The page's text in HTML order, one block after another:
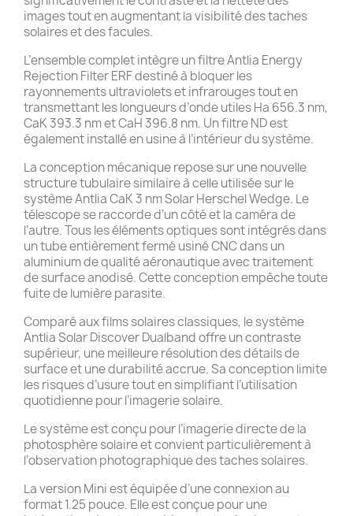
images tout en augmentant la visibilité des taches
solaires et des facules.
L’ensemble complet intègre un filtre Antlia Energy
Rejection Filter ERF destiné à bloquer les
rayonnements ultraviolets et infrarouges tout en
transmettant les longueurs d’onde utiles Ha 656.3 nm,
CaK 393.3 nm et CaH 396.8 nm. Un filtre ND est
également installé en usine à l’intérieur du système.
La conception mécanique repose sur une nouvelle
structure tubulaire similaire à celle utilisée sur le
système Antlia CaK 3 nm Solar Herschel Wedge. Le
télescope se raccorde d’un côté et la caméra de
l’autre. Tous les éléments optiques sont intégrés dans
un tube entièrement fermé usiné CNC dans un
aluminium de qualité aéronautique avec traitement
de surface anodisé. Cette conception empêche toute
fuite de lumière parasite.
Comparé aux films solaires classiques, le système
Antlia Solar Discover Dualband offre un contraste
supérieur, une meilleure résolution des détails de
surface et une durabilité accrue. Sa conception limite
les risques d’usure tout en simplifiant l’utilisation
quotidienne pour l’imagerie solaire.
Le système est conçu pour l’imagerie directe de la
photosphère solaire et convient particulièrement à
l’observation photographique des taches solaires.
La version Mini est équipée d’une connexion au
format 1.25 pouce. Elle est conçue pour une